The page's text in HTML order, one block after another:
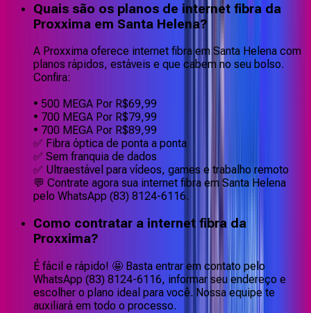
Quais são os planos de internet fibra da
Proxxima em Santa Helena?
A Proxxima oferece internet fibra em Santa Helena com
planos rápidos, estáveis e que cabem no seu bolso.
Confira:
• 500 MEGA Por R$69,99
• 700 MEGA Por R$79,99
• 700 MEGA Por R$89,99
✅ Fibra óptica de ponta a ponta
✅ Sem franquia de dados
✅ Ultraestável para vídeos, games e trabalho remoto
💬 Contrate agora sua internet fibra em Santa Helena
pelo WhatsApp (83) 8124-6116.
Como contratar a internet fibra da
Proxxima?
É fácil e rápido! 🤩 Basta entrar em contato pelo
WhatsApp (83) 8124-6116, informar seu endereço e
escolher o plano ideal para você. Nossa equipe te
auxiliará em todo o processo.